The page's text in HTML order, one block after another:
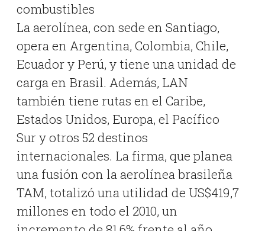
combustibles
La aerolínea, con sede en Santiago,
opera en Argentina, Colombia, Chile,
Ecuador y Perú, y tiene una unidad de
carga en Brasil. Además, LAN
también tiene rutas en el Caribe,
Estados Unidos, Europa, el Pacífico
Sur y otros 52 destinos
internacionales. La firma, que planea
una fusión con la aerolínea brasileña
TAM, totalizó una utilidad de US$419,7
millones en todo el 2010, un